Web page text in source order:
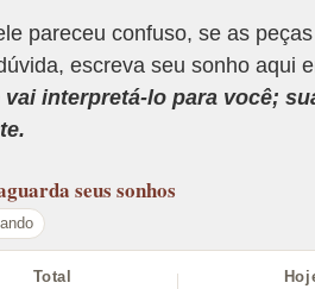
pareceu confuso, se as
escreva seu sonho aqui
vai interpretá-lo para você;
seus sonhos
Total